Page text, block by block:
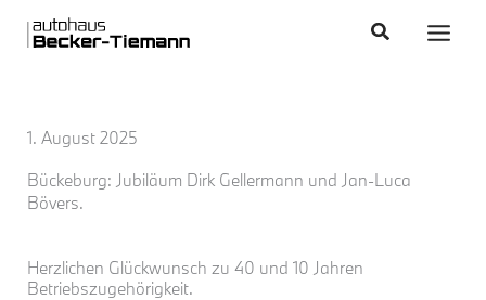
content
Inhalt
SuchenMain
1. August 2025
Bückeburg: Jubiläum Dirk Gellermann und Jan-Luca
Bövers.
Herzlichen Glückwunsch zu 40 und 10 Jahren
Betriebszugehörigkeit.